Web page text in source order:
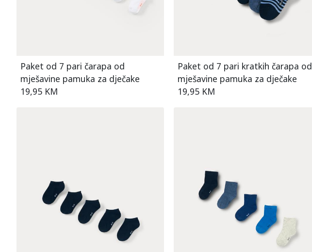
Paket od 7 pari čarapa od
mješavine pamuka za dječake
19,95 KM
Paket od 7 pari kratkih čarapa od
mješavine pamuka za dječake
19,95 KM